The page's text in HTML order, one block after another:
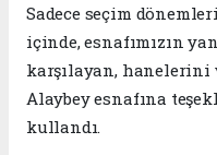
Sadece seçim
içinde, esnafımızın
karşılayan,
Alaybey esnafına
kullandı.